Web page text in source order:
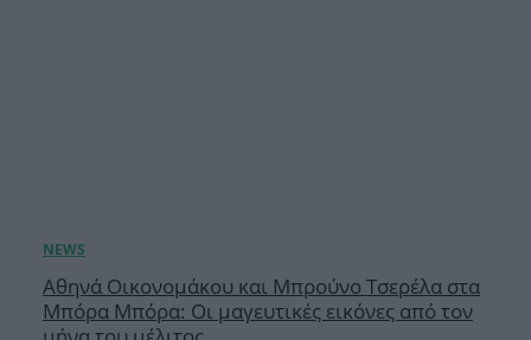
Αθηνά Οικονομάκου και Μπρούνο Τσερέλα στα
Μπόρα Μπόρα: Οι μαγευτικές εικόνες από τον